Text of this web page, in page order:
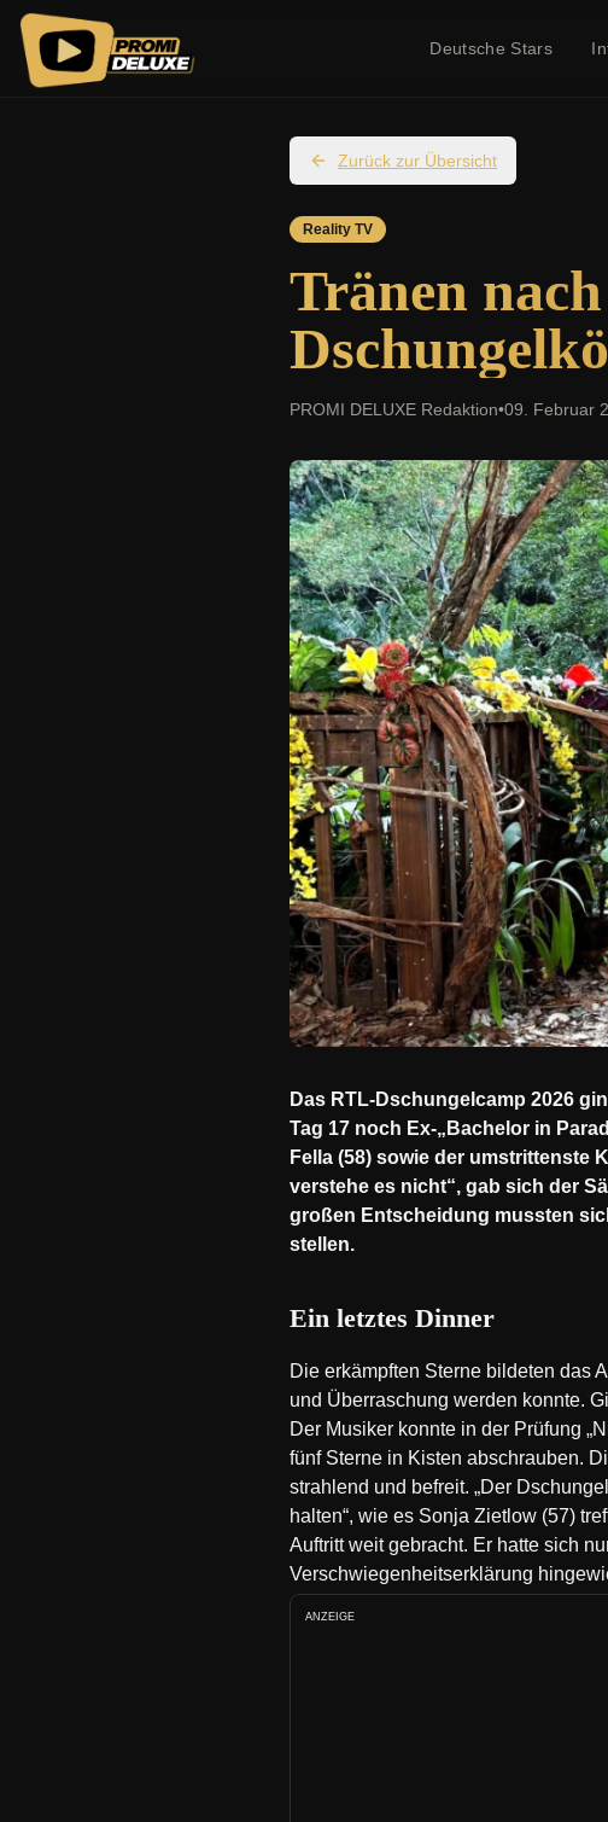
Deutsche Stars
Zurück zur Übersicht
Reality TV
Tränen
PROMI DELUXE Redaktion•09. Februar
Das RTL-Dschungelcamp 2026
Tag 17 noch Ex-„Bachelor in
Fella (58) sowie der umstrittenste
verstehe es nicht“, gab sich der
großen Entscheidung mussten
stellen.
Ein letztes Dinner
Die erkämpften Sterne bildeten das
und Überraschung werden konnte.
Der Musiker konnte in der Prüfung
fünf Sterne in Kisten abschrauben.
strahlend und befreit. „Der
halten“, wie es Sonja Zietlow (57)
Auftritt weit gebracht. Er hatte sich
Verschwiegenheitserklärung
ANZEIGE